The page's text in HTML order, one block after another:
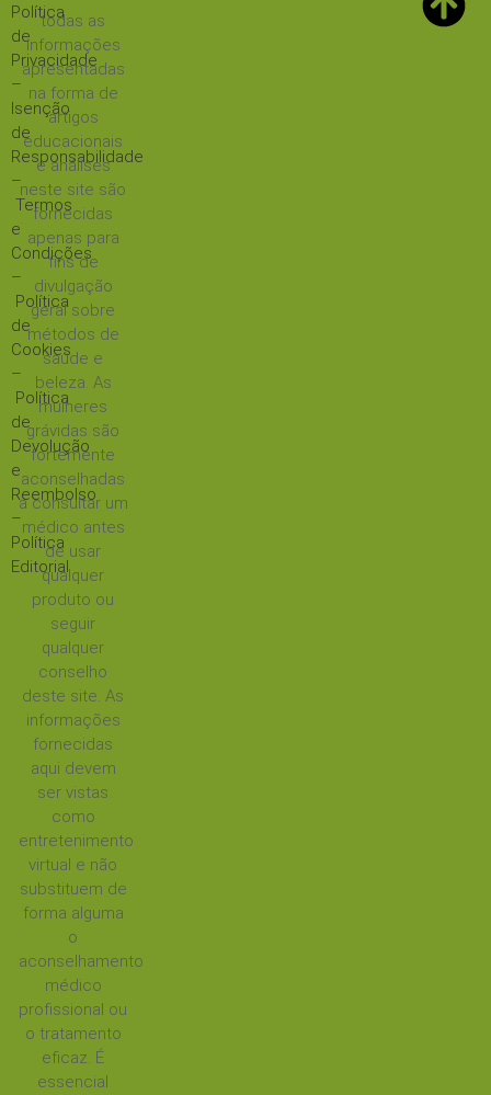
Política
de
Privacidade
–
Isenção
de
Responsabilidade
–
Termos
e
Condições
–
Política
de
Cookies
–
Política
de
Devolução
e
Reembolso
–
Política
Editorial
todas as
informações
apresentadas
na forma de
artigos
educacionais
e análises
neste site são
fornecidas
apenas para
fins de
divulgação
geral sobre
métodos de
saúde e
beleza. As
mulheres
grávidas são
fortemente
aconselhadas
a consultar um
médico antes
de usar
qualquer
produto ou
seguir
qualquer
conselho
deste site. As
informações
fornecidas
aqui devem
ser vistas
como
entretenimento
virtual e não
substituem de
forma alguma
o
aconselhamento
médico
profissional ou
o tratamento
eficaz. É
essencial